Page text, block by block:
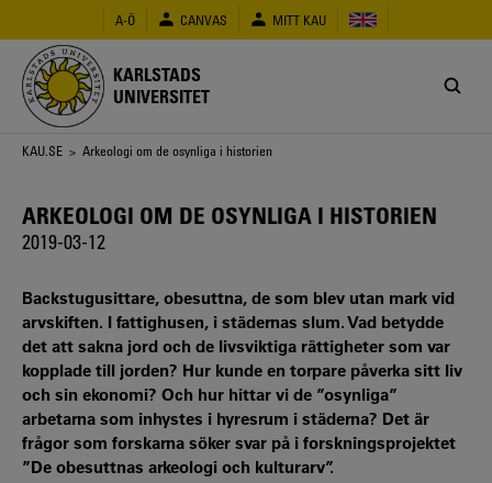
huvudinnehåll
A-Ö CANVAS MITT KAU
KARLSTADS
UNIVERSITET
Länkstig
KAU.SE > Arkeologi om de osynliga i historien
ARKEOLOGI OM DE OSYNLIGA I HISTORIEN
2019-03-12
Backstugusittare, obesuttna, de som blev utan mark vid
arvskiften. I fattighusen, i städernas slum. Vad betydde
det att sakna jord och de livsviktiga rättigheter som var
kopplade till jorden? Hur kunde en torpare påverka sitt liv
och sin ekonomi? Och hur hittar vi de ”osynliga”
arbetarna som inhystes i hyresrum i städerna? Det är
frågor som forskarna söker svar på i forskningsprojektet
”De obesuttnas arkeologi och kulturarv”.